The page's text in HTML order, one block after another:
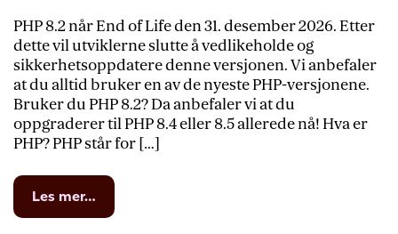
PHP 8.2 når End of Life den 31. desember 2026. Etter
dette vil utviklerne slutte å vedlikeholde og
sikkerhetsoppdatere denne versjonen. Vi anbefaler
at du alltid bruker en av de nyeste PHP-versjonene.
Bruker du PHP 8.2? Da anbefaler vi at du
oppgraderer til PHP 8.4 eller 8.5 allerede nå! Hva er
PHP? PHP står for […]
Les mer…
Derfor